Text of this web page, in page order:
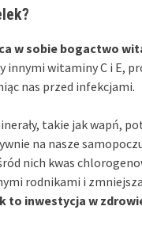
w sobie bogactwo
innymi witaminy C i E,
nas przed infekcjami.
takie jak wapń,
na nasze
nich kwas
rodnikami i
inwestycja w